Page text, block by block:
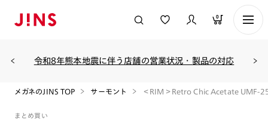
0
令和8年熊本地震に伴う店舗の営業状況・製品の対応
メガネのJINS TOP サーモント ＜RIM＞Retro Chic Acetate UMF-
まとめ買い